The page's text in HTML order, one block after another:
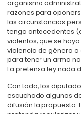
organismo
razones para
las circunstancias
tenga antecedentes
violentos; que se
violencia de género o
para tener un arma
La pretensa ley nada
Con todo, los
escuchado algunos
difusión la propuesta.